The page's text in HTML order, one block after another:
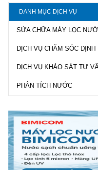
DANH MỤC DỊCH VỤ
SỬA CHỮA MÁY LỌC
DỊCH VỤ CHĂM SÓC ĐỊNH
DỊCH VỤ KHẢO SÁT TƯ
PHÂN TÍCH NƯỚC